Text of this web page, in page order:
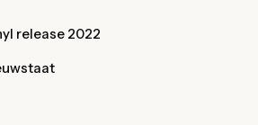
release 2022